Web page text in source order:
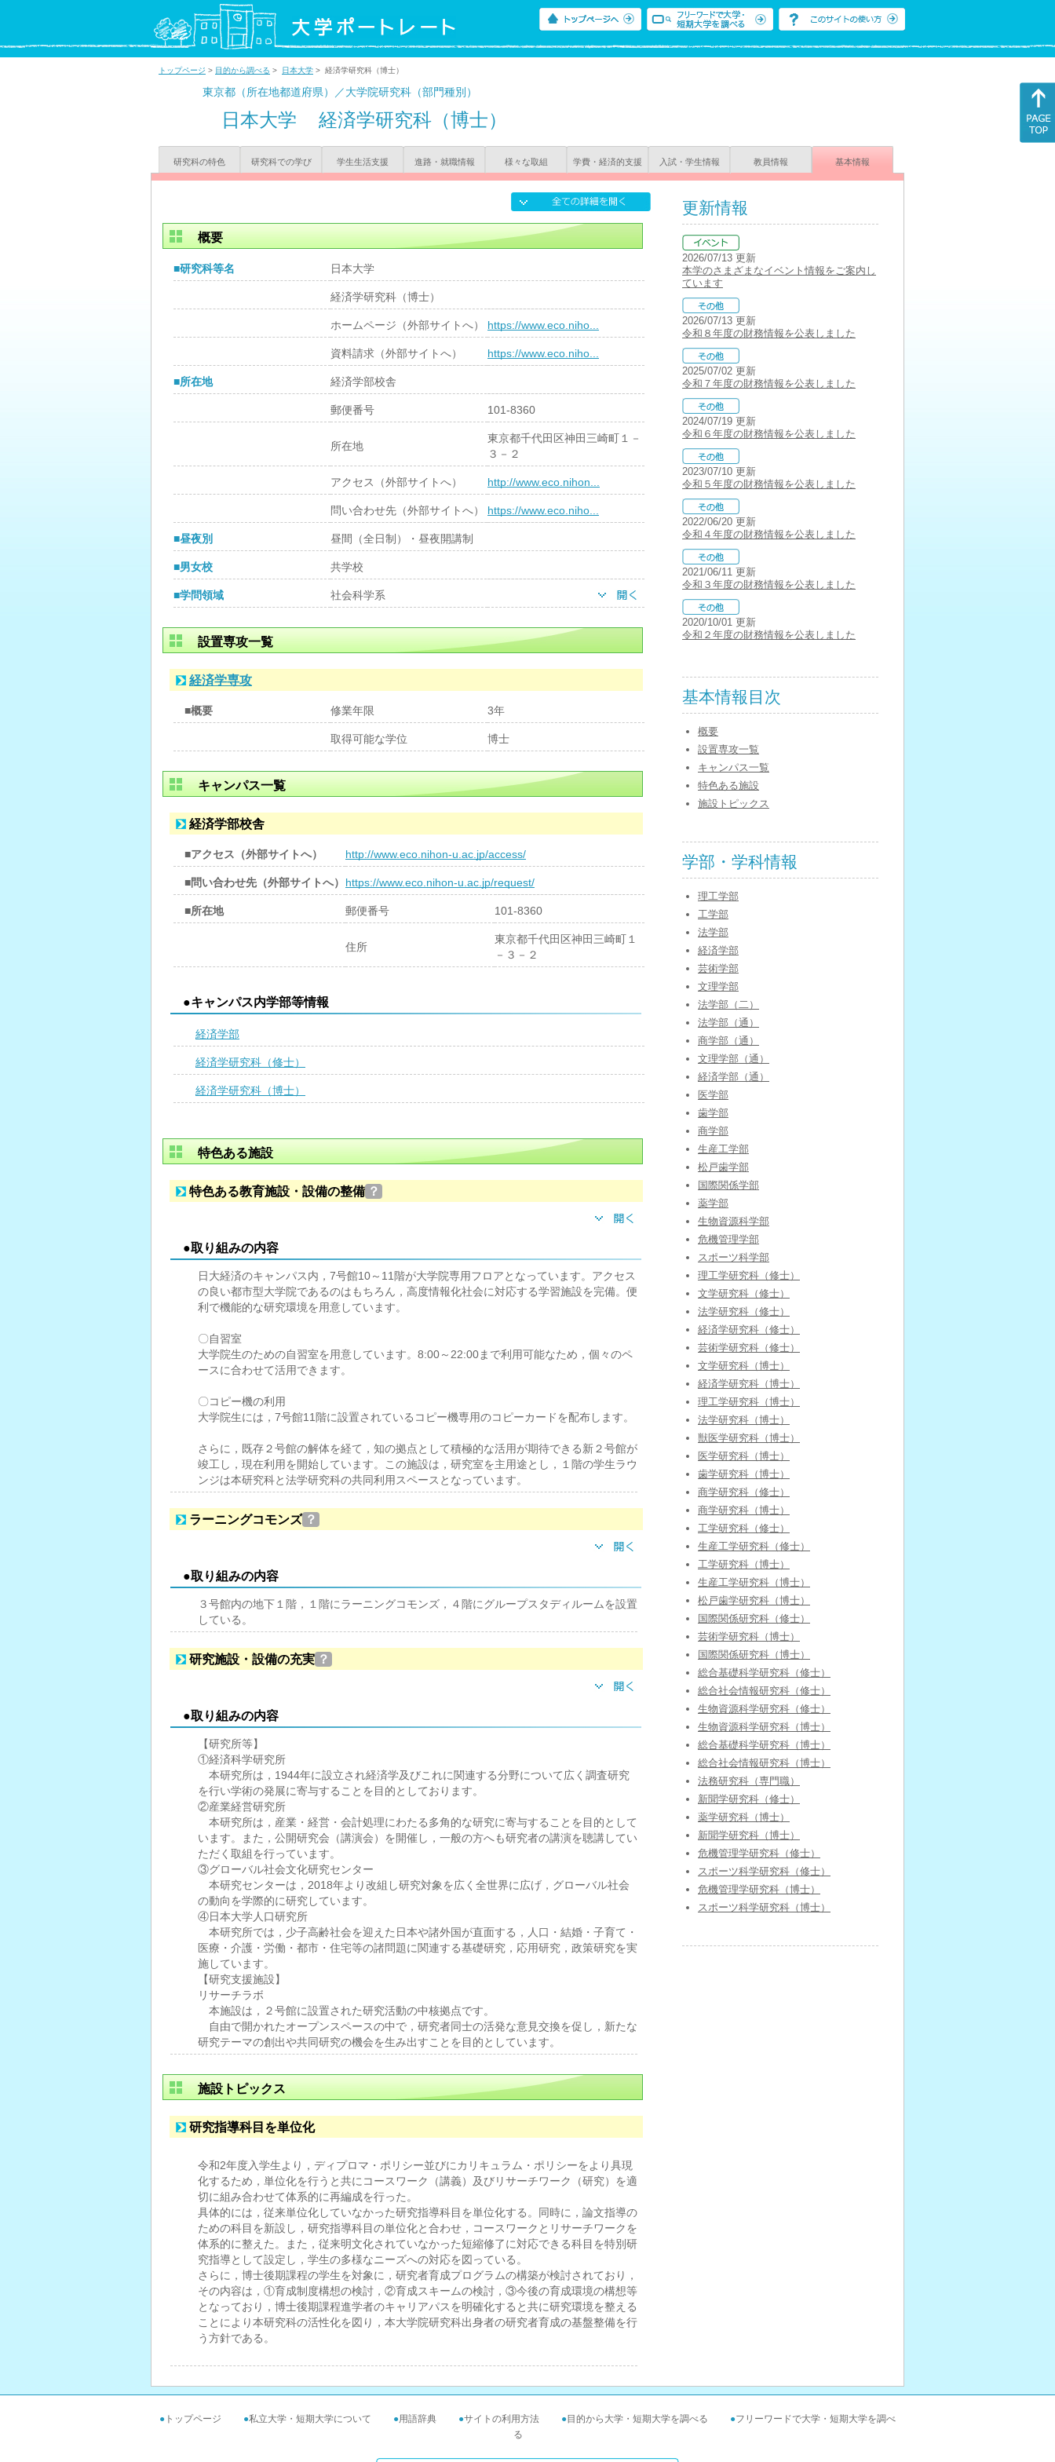
トップページ > 目的から調べる > 日本大学 > 経済学研究科（博士）
東京都（所在地都道府県）／大学院研究科（部門種別）
日本大学 経済学研究科（博士）
研究科の特色 研究科での学び 学生生活支援 進路・就職情報 様々な取組 学費・経済的支援 入試・学生情報 教員情報 基本情報
概要
■研究科等名 日本大学
経済学研究科（博士）
ホームページ（外部サイトへ） https://www.eco.niho...
資料請求（外部サイトへ） https://www.eco.niho...
■所在地 経済学部校舎
郵便番号 101-8360
所在地
東京都千代田区神田三崎町１－
３－２
アクセス（外部サイトへ） http://www.eco.nihon...
問い合わせ先（外部サイトへ） https://www.eco.niho...
■昼夜別 昼間（全日制）・昼夜開講制
■男女校 共学校
■学問領域 社会科学系
設置専攻一覧
経済学専攻
■概要 修業年限 3年
取得可能な学位 博士
キャンパス一覧
経済学部校舎
■アクセス（外部サイトへ） http://www.eco.nihon-u.ac.jp/access/
■問い合わせ先（外部サイトへ） https://www.eco.nihon-u.ac.jp/request/
■所在地 郵便番号 101-8360
住所
東京都千代田区神田三崎町１
－３－２
●キャンパス内学部等情報
経済学部
経済学研究科（修士）
経済学研究科（博士）
特色ある施設
特色ある教育施設・設備の整備 ？
●取り組みの内容
日大経済のキャンパス内，7号館10～11階が大学院専用フロアとなっています。アクセス
の良い都市型大学院であるのはもちろん，高度情報化社会に対応する学習施設を完備。便
利で機能的な研究環境を用意しています。
〇自習室
大学院生のための自習室を用意しています。8:00～22:00まで利用可能なため，個々のペ
ースに合わせて活用できます。
〇コピー機の利用
大学院生には，7号館11階に設置されているコピー機専用のコピーカードを配布します。
さらに，既存２号館の解体を経て，知の拠点として積極的な活用が期待できる新２号館が
竣工し，現在利用を開始しています。この施設は，研究室を主用途とし，１階の学生ラウ
ンジは本研究科と法学研究科の共同利用スペースとなっています。
ラーニングコモンズ ？
●取り組みの内容
３号館内の地下１階，１階にラーニングコモンズ，４階にグループスタディルームを設置
している。
研究施設・設備の充実 ？
●取り組みの内容
【研究所等】
①経済科学研究所
本研究所は，1944年に設立され経済学及びこれに関連する分野について広く調査研究
を行い学術の発展に寄与することを目的としております。
②産業経営研究所
本研究所は，産業・経営・会計処理にわたる多角的な研究に寄与することを目的として
います。また，公開研究会（講演会）を開催し，一般の方へも研究者の講演を聴講してい
ただく取組を行っています。
③グローバル社会文化研究センター
本研究センターは，2018年より改組し研究対象を広く全世界に広げ，グローバル社会
の動向を学際的に研究しています。
④日本大学人口研究所
本研究所では，少子高齢社会を迎えた日本や諸外国が直面する，人口・結婚・子育て・
医療・介護・労働・都市・住宅等の諸問題に関連する基礎研究，応用研究，政策研究を実
施しています。
【研究支援施設】
リサーチラボ
本施設は，２号館に設置された研究活動の中核拠点です。
自由で開かれたオープンスペースの中で，研究者同士の活発な意見交換を促し，新たな
研究テーマの創出や共同研究の機会を生み出すことを目的としています。
施設トピックス
研究指導科目を単位化
令和2年度入学生より，ディプロマ・ポリシー並びにカリキュラム・ポリシーをより具現
化するため，単位化を行うと共にコースワーク（講義）及びリサーチワーク（研究）を適
切に組み合わせて体系的に再編成を行った。
具体的には，従来単位化していなかった研究指導科目を単位化する。同時に，論文指導の
ための科目を新設し，研究指導科目の単位化と合わせ，コースワークとリサーチワークを
体系的に整えた。また，従来明文化されていなかった短縮修了に対応できる科目を特別研
究指導として設定し，学生の多様なニーズへの対応を図っている。
さらに，博士後期課程の学生を対象に，研究者育成プログラムの構築が検討されており，
その内容は，①育成制度構想の検討，②育成スキームの検討，③今後の育成環境の構想等
となっており，博士後期課程進学者のキャリアパスを明確化すると共に研究環境を整える
ことにより本研究科の活性化を図り，本大学院研究科出身者の研究者育成の基盤整備を行
う方針である。
更新情報
2026/07/13 更新
本学のさまざまなイベント情報をご案内し
ています
2026/07/13 更新
令和８年度の財務情報を公表しました
2025/07/02 更新
令和７年度の財務情報を公表しました
2024/07/19 更新
令和６年度の財務情報を公表しました
2023/07/10 更新
令和５年度の財務情報を公表しました
2022/06/20 更新
令和４年度の財務情報を公表しました
2021/06/11 更新
令和３年度の財務情報を公表しました
2020/10/01 更新
令和２年度の財務情報を公表しました
基本情報目次
概要
設置専攻一覧
キャンパス一覧
特色ある施設
施設トピックス
学部・学科情報
理工学部
工学部
法学部
経済学部
芸術学部
文理学部
法学部（二）
法学部（通）
商学部（通）
文理学部（通）
経済学部（通）
医学部
歯学部
商学部
生産工学部
松戸歯学部
国際関係学部
薬学部
生物資源科学部
危機管理学部
スポーツ科学部
理工学研究科（修士）
文学研究科（修士）
法学研究科（修士）
経済学研究科（修士）
芸術学研究科（修士）
文学研究科（博士）
経済学研究科（博士）
理工学研究科（博士）
法学研究科（博士）
獣医学研究科（博士）
医学研究科（博士）
歯学研究科（博士）
商学研究科（修士）
商学研究科（博士）
工学研究科（修士）
生産工学研究科（修士）
工学研究科（博士）
生産工学研究科（博士）
松戸歯学研究科（博士）
国際関係研究科（修士）
芸術学研究科（博士）
国際関係研究科（博士）
総合基礎科学研究科（修士）
総合社会情報研究科（修士）
生物資源科学研究科（修士）
生物資源科学研究科（博士）
総合基礎科学研究科（博士）
総合社会情報研究科（博士）
法務研究科（専門職）
新聞学研究科（修士）
薬学研究科（博士）
新聞学研究科（博士）
危機管理学研究科（修士）
スポーツ科学研究科（修士）
危機管理学研究科（博士）
スポーツ科学研究科（博士）
● トップページ ●私立大学・短期大学について ●用語辞典 ●サイトの利用方法 ●目的から大学・短期大学を調べる ●フリーワードで大学・短期大学を調べ
る